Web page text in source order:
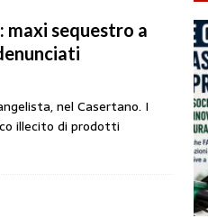
accise fino al 25 agosto
prezzo lo decidono le compagnie, non i
intesa triennale firmata con Faib,
“I gestori non decidono i prezzi.
sequestro a
nel Casertano. I
illecito di prodotti